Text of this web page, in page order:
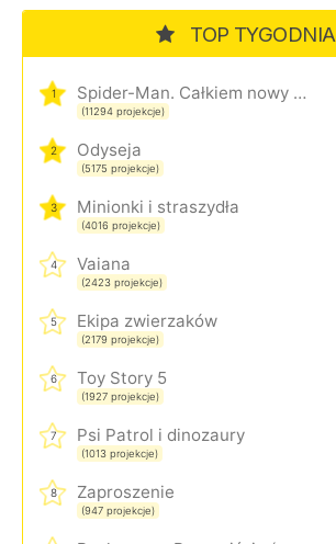
TOP TYGODNIA
1 Spider-Man. Całkiem nowy dzień
(11294 projekcje)
2 Odyseja
(5175 projekcje)
3 Minionki i straszydła
(4016 projekcje)
4 Vaiana
(2423 projekcje)
5 Ekipa zwierzaków
(2179 projekcje)
6 Toy Story 5
(1927 projekcje)
7 Psi Patrol i dinozaury
(1013 projekcje)
8 Zaproszenie
(947 projekcje)